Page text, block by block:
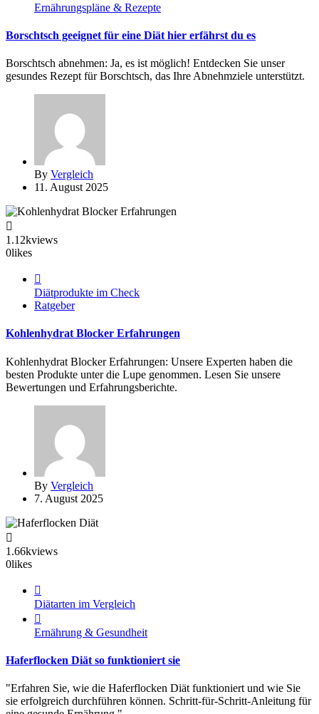
Ernährungspläne & Rezepte
Borschtsch geeignet für eine Diät hier erfährst du es
Borschtsch abnehmen: Ja, es ist möglich! Entdecken Sie unser
gesundes Rezept für Borschtsch, das Ihre Abnehmziele unterstützt.
By Vergleich
11. August 2025
1.12kviews
0likes
Diätprodukte im Check
Ratgeber
Kohlenhydrat Blocker Erfahrungen
Kohlenhydrat Blocker Erfahrungen: Unsere Experten haben die
besten Produkte unter die Lupe genommen. Lesen Sie unsere
Bewertungen und Erfahrungsberichte.
By Vergleich
7. August 2025
1.66kviews
0likes
Diätarten im Vergleich
Ernährung & Gesundheit
Haferflocken Diät so funktioniert sie
"Erfahren Sie, wie die Haferflocken Diät funktioniert und wie Sie
sie erfolgreich durchführen können. Schritt-für-Schritt-Anleitung für